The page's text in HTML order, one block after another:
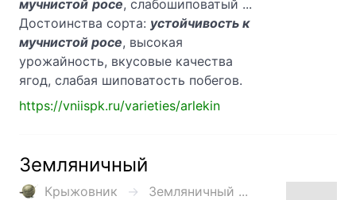
мучнистой росе, слабошиповатый ...
Достоинства сорта: устойчивость к
мучнистой росе, высокая
урожайность, вкусовые качества
ягод, слабая шиповатость побегов.
https://vniispk.ru/varieties/arlekin
Земляничный
Крыжовник
Земляничный ...